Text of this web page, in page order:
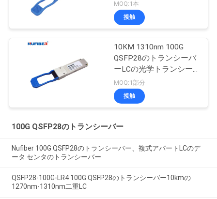
MOQ:1本
接触
10KM 1310nm 100G
QSFP28のトランシーバ
ーLCの光学トランシー
バーQSFP28-100G-LR4
MOQ:1部分
接触
100G QSFP28のトランシーバー
Nufiber 100G QSFP28のトランシーバー、複式アパートLCのデ
ータ センタのトランシーバー
QSFP28-100G-LR4 100G QSFP28のトランシーバー10kmの
1270nm-1310nm二重LC